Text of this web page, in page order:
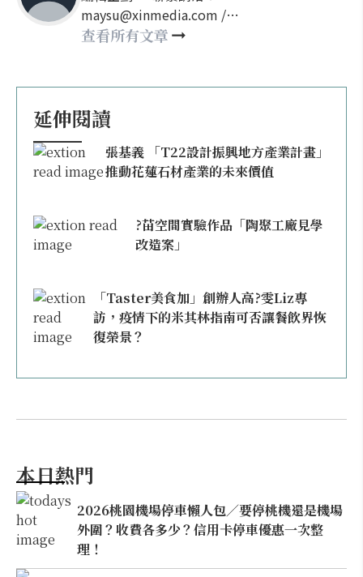
maysu@xinmedia.com /
may860527@gmail.com
查看所有文章
延伸閱讀
張基義 「T22設計振興地方產業計畫」
推動花蓮石材產業的未來價值
?苗空間實驗作品「陶聚工廠見學
改造案」
「Taster美食加」創辦人高?雯Liz專
訪，疫情下的米其林指南可否讓餐飲界恢
復榮景？
本日熱門
2026桃園機場停車懶人包／要停桃機還是機場
外圍？收費各多少？信用卡停車優惠一次整
理！